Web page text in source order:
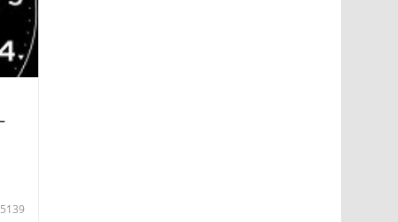
5139